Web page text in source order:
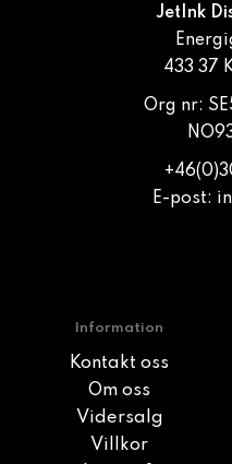
JetInk
433 37
Org nr:
E-post:
Information
Kontakt oss
Om oss
Vidersalg
Villkor